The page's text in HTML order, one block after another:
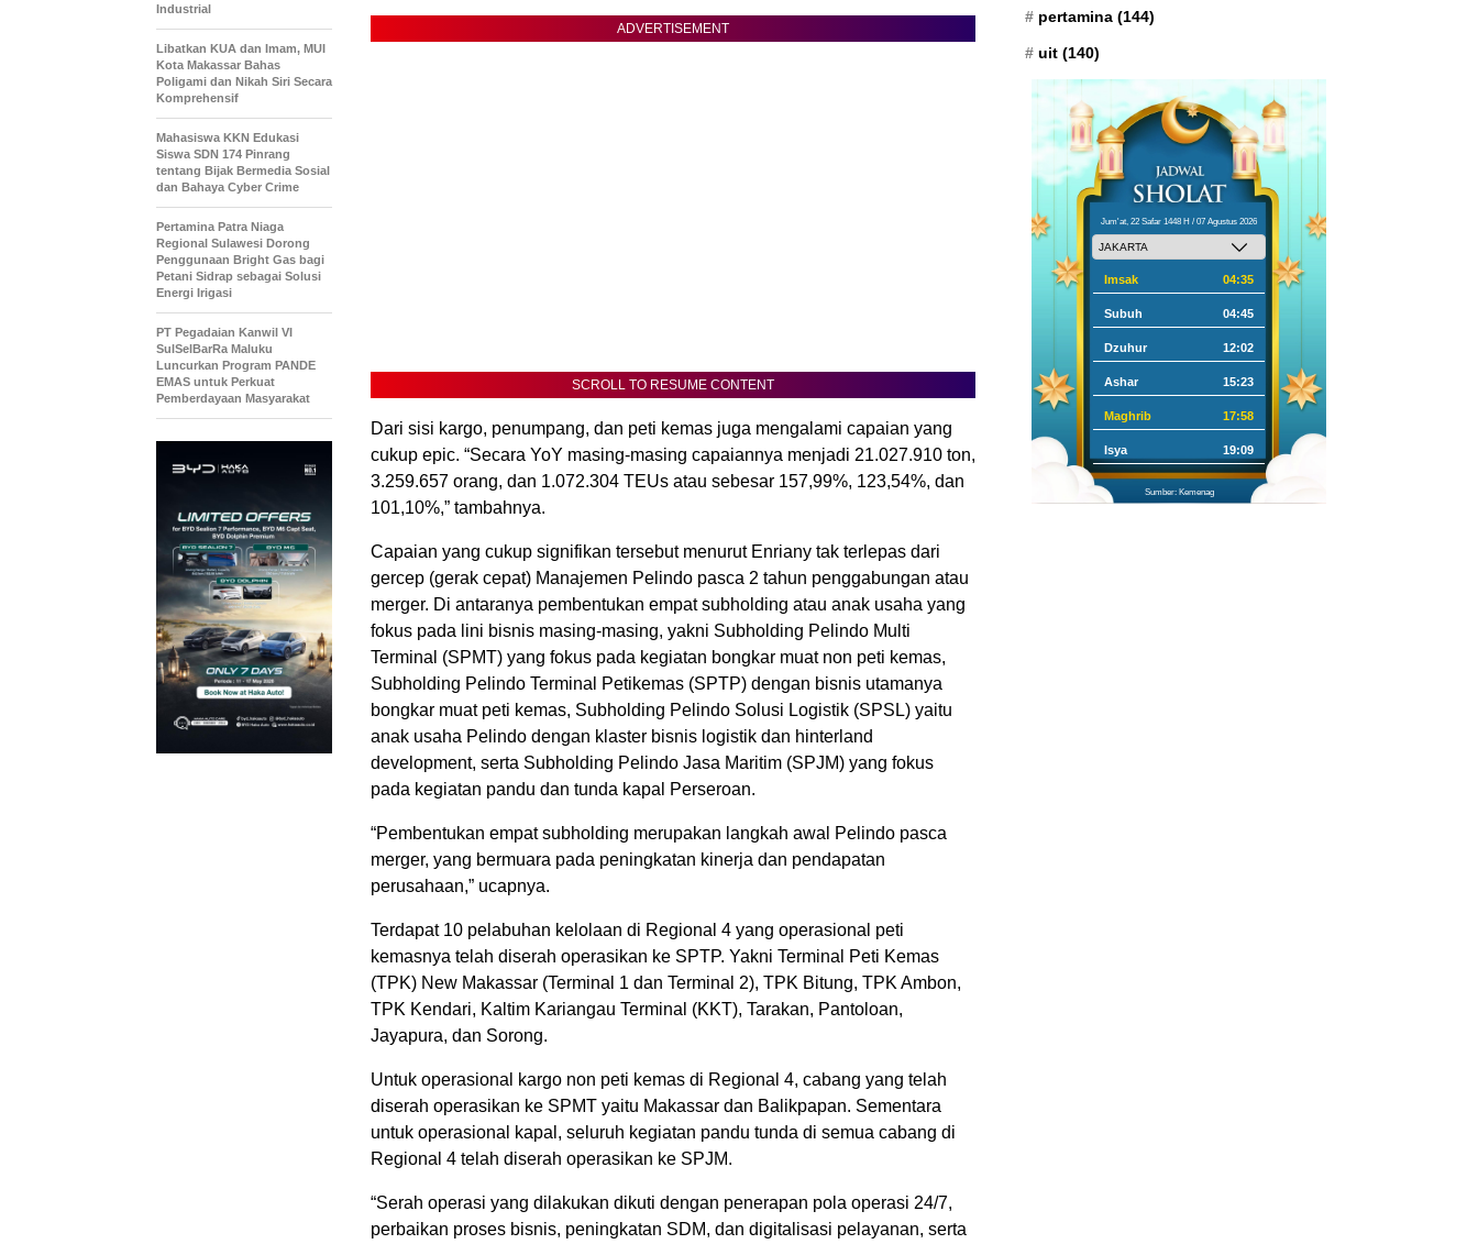
ADVERTISEMENT
SCROLL TO RESUME CONTENT
Dari sisi kargo, penumpang, dan peti kemas juga mengalami capaian yang
cukup epic. “Secara YoY masing-masing capaiannya menjadi 21.027.910 ton,
3.259.657 orang, dan 1.072.304 TEUs atau sebesar 157,99%, 123,54%, dan
101,10%,” tambahnya.
Capaian yang cukup signifikan tersebut menurut Enriany tak terlepas dari
gercep (gerak cepat) Manajemen Pelindo pasca 2 tahun penggabungan atau
merger. Di antaranya pembentukan empat subholding atau anak usaha yang
fokus pada lini bisnis masing-masing, yakni Subholding Pelindo Multi
Terminal (SPMT) yang fokus pada kegiatan bongkar muat non peti kemas,
Subholding Pelindo Terminal Petikemas (SPTP) dengan bisnis utamanya
bongkar muat peti kemas, Subholding Pelindo Solusi Logistik (SPSL) yaitu
anak usaha Pelindo dengan klaster bisnis logistik dan hinterland
development, serta Subholding Pelindo Jasa Maritim (SPJM) yang fokus
pada kegiatan pandu dan tunda kapal Perseroan.
“Pembentukan empat subholding merupakan langkah awal Pelindo pasca
merger, yang bermuara pada peningkatan kinerja dan pendapatan
perusahaan,” ucapnya.
Terdapat 10 pelabuhan kelolaan di Regional 4 yang operasional peti
kemasnya telah diserah operasikan ke SPTP. Yakni Terminal Peti Kemas
(TPK) New Makassar (Terminal 1 dan Terminal 2), TPK Bitung, TPK Ambon,
TPK Kendari, Kaltim Kariangau Terminal (KKT), Tarakan, Pantoloan,
Jayapura, dan Sorong.
Untuk operasional kargo non peti kemas di Regional 4, cabang yang telah
diserah operasikan ke SPMT yaitu Makassar dan Balikpapan. Sementara
untuk operasional kapal, seluruh kegiatan pandu tunda di semua cabang di
Regional 4 telah diserah operasikan ke SPJM.
“Serah operasi yang dilakukan dikuti dengan penerapan pola operasi 24/7,
perbaikan proses bisnis, peningkatan SDM, dan digitalisasi pelayanan, serta
Industrial
Libatkan KUA dan Imam, MUI
Kota Makassar Bahas
Poligami dan Nikah Siri Secara
Komprehensif
Mahasiswa KKN Edukasi
Siswa SDN 174 Pinrang
tentang Bijak Bermedia Sosial
dan Bahaya Cyber Crime
Pertamina Patra Niaga
Regional Sulawesi Dorong
Penggunaan Bright Gas bagi
Petani Sidrap sebagai Solusi
Energi Irigasi
PT Pegadaian Kanwil VI
SulSelBarRa Maluku
Luncurkan Program PANDE
EMAS untuk Perkuat
Pemberdayaan Masyarakat
pertamina (144)
uit (140)
Jum'at, 22 Safar 1448 H / 07 Agustus 2026
Imsak 04:35
Subuh 04:45
Dzuhur 12:02
Ashar 15:23
Maghrib 17:58
Isya 19:09
Sumber: Kemenag